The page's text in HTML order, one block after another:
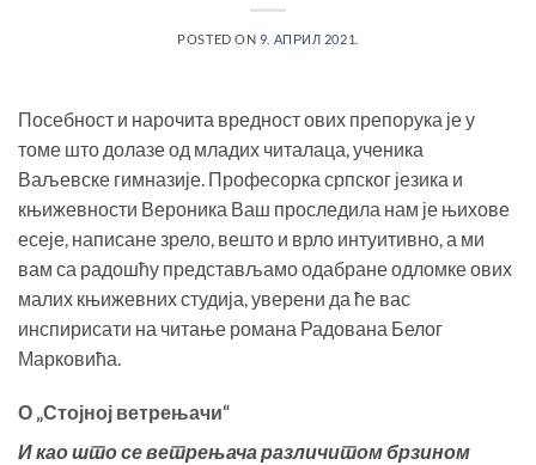
POSTED ON 9. АПРИЛ 2021.
Посебност и нарочита вредност ових препорука је у
томе што долазе од младих читалаца, ученика
Ваљевске гимназије. Професорка српског језика и
књижевности Вероника Ваш проследила нам је њихове
есеје, написане зрело, вешто и врло интуитивно, а ми
вам са радошћу представљамо одабране одломке ових
малих књижевних студија, уверени да ће вас
инспирисати на читање романа Радована Белог
Марковића.
О „Стојној ветрењачи“
И као што се ветрењача различитом брзином